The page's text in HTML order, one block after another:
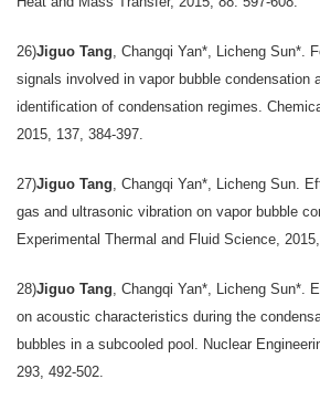
26)Jiguo Tang , Changqi Yan*, Licheng Sun*.
signals involved in vapor bubble condensation
identification of condensation regimes.
2015, 137, 384-397.
27)Jiguo Tang , Changqi Yan*, Licheng Sun.
gas and ultrasonic vibration on vapor bubble
Experimental Thermal and Fluid Science,
28)Jiguo Tang , Changqi Yan*, Licheng Sun*.
on acoustic characteristics during the
bubbles in a subcooled pool. Nuclear
293, 492-502.